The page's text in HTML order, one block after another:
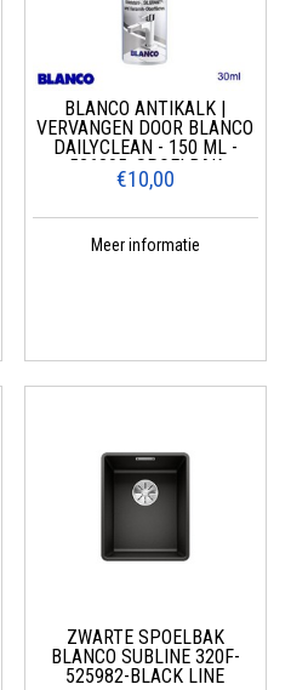
BLANCO ANTIKALK |
VERVANGEN DOOR BLANCO
DAILYCLEAN - 150 ML -
526305, SPOELBAK
€10,00
Meer informatie
ZWARTE SPOELBAK
BLANCO SUBLINE 320F-
525982-BLACK LINE